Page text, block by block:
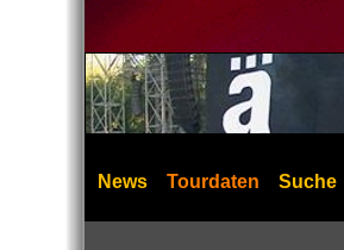
News Tourdaten Suche